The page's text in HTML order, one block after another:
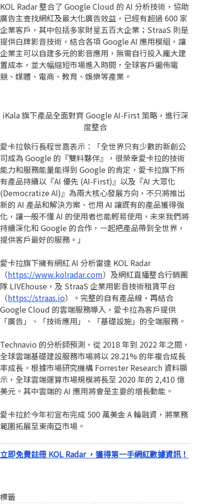
KOL Radar 整合了 Google Cloud 的 AI 分析技術，協助
廣告主查找網紅及最大化廣告效益，已經有超過 600 家
企業客戶，其中包括多家財星五百大企業；StraaS 則是
提供白牌影音技術，結合各項 Google AI 應用模組，讓
企業主可以自建多元的影音應用，無需自行投入龐大建
置成本，並大幅縮短市場進入時間，全球客戶遍佈電
競、媒體、電商、教育、娛樂等產業。
iKala 旗下產品全面對齊 Google AI-First 策略，進行深
度整合
愛卡拉執行長程世嘉表示：「全世界只有少數的新創公
司成為 Google 的『雙料夥伴』，很榮幸愛卡拉的技術
能力和服務能量能得到 Google 的肯定，愛卡拉旗下所
有產品持續以『AI 優先 (AI-First)』以及『AI 大眾化
(Democratize AI)』為兩大核心發展方向，不只將推出
新的 AI 產品和解決方案、也用 AI 讓既有的產品獲得強
化，讓一般不懂 AI 的使用者也能輕易使用，未來我們將
持續深化和 Google 的合作，一起把產品帶到全世界，
提供客戶最好的服務。」
愛卡拉旗下擁有網紅 AI 分析雷達 KOL Radar
（https://www.kolradar.com）及網紅直播整合行銷團
隊 LIVEhouse，及 StraaS 企業用影音技術租賃平台
（https://straas.io）。完整的自有產品線，再結合
Google Cloud 的雲端服務導入，愛卡拉為客戶提供
「廣告」、「技術應用」、「基礎設施」的全端服務。
Technavio 的分析師預測，從 2018 年到 2022 年之間，
全球雲端基礎建設服務市場將以 28.21% 的年複合成長
率成長。根據市場研究機構 Forrester Research 資料顯
示，全球雲端運算市場規模將長至 2020 年的 2,410 億
美元。其中雲端的 AI 應用將會是主要的增長動能。
愛卡拉於今年初宣布完成 500 萬美金 A 輪融資，將業務
範圍拓展至東南亞市場。
立即免費註冊 KOL Radar ，獲得第一手網紅數據資訊！
標籤